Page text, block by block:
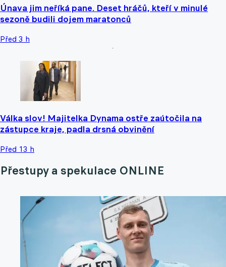
Únava jim neříká pane. Deset hráčů, kteří v minulé
sezoně budili dojem maratonců
Před 3 h
Válka slov! Majitelka Dynama ostře zaútočila na
zástupce kraje, padla drsná obvinění
Před 13 h
Přestupy a spekulace ONLINE